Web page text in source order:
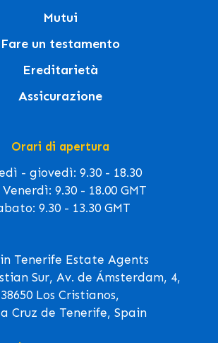
Mutui
Fare un testamento
Ereditarietà
Assicurazione
Orari di apertura
- giovedì: 9.30 - 18.30
Venerdì: 9.30 - 18.00 GMT
9.30 - 13.30 GMT
Tenerife Estate Agents
Sur, Av. de Ámsterdam, 4,
38650 Los Cristianos,
Cruz de Tenerife, Spain